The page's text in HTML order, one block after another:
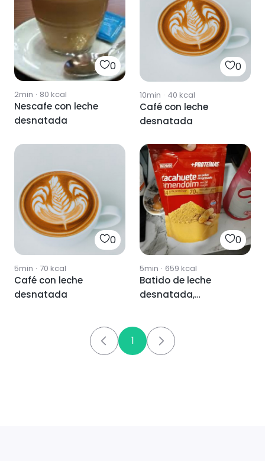
0
2min · 80 kcal
Nescafe con leche
desnatada
0
10min · 40 kcal
Café con leche
desnatada
0
5min · 70 kcal
Café con leche
desnatada
0
5min · 659 kcal
Batido de leche
desnatada,
1